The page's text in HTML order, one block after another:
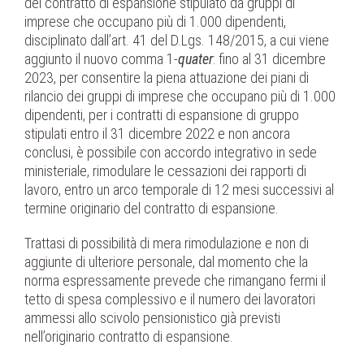
imprese che occupano più di 1.000 dipendenti,
disciplinato dall’art. 41 del D.Lgs. 148/2015, a cui viene
aggiunto il nuovo comma 1-quater: fino al 31 dicembre
2023, per consentire la piena attuazione dei piani di
rilancio dei gruppi di imprese che occupano più di 1.000
dipendenti, per i contratti di espansione di gruppo
stipulati entro il 31 dicembre 2022 e non ancora
conclusi, è possibile con accordo integrativo in sede
ministeriale, rimodulare le cessazioni dei rapporti di
lavoro, entro un arco temporale di 12 mesi successivi al
termine originario del contratto di espansione.
Trattasi di possibilità di mera rimodulazione e non di
aggiunte di ulteriore personale, dal momento che la
norma espressamente prevede che rimangano fermi il
tetto di spesa complessivo e il numero dei lavoratori
ammessi allo scivolo pensionistico già previsti
nell’originario contratto di espansione.